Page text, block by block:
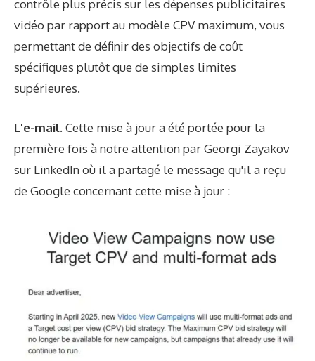
contrôle plus précis sur les dépenses publicitaires
vidéo par rapport au modèle CPV maximum, vous
permettant de définir des objectifs de coût
spécifiques plutôt que de simples limites
supérieures.
L'e-mail. Cette mise à jour a été portée pour la
première fois à notre attention par Georgi Zayakov
sur LinkedInoù il a partagé le message qu'il a reçu
de Google concernant cette mise à jour :